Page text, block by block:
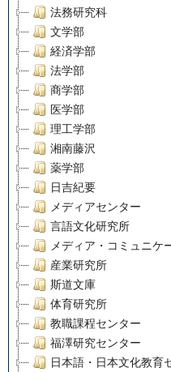
法務研究科
文学部
経済学部
法学部
商学部
医学部
理工学部
湘南藤沢
薬学部
日吉紀要
メディアセンター
言語文化研究所
メディア・コミュニケ
産業研究所
斯道文庫
体育研究所
教職課程センター
福澤研究センター
日本語・日本文化教育